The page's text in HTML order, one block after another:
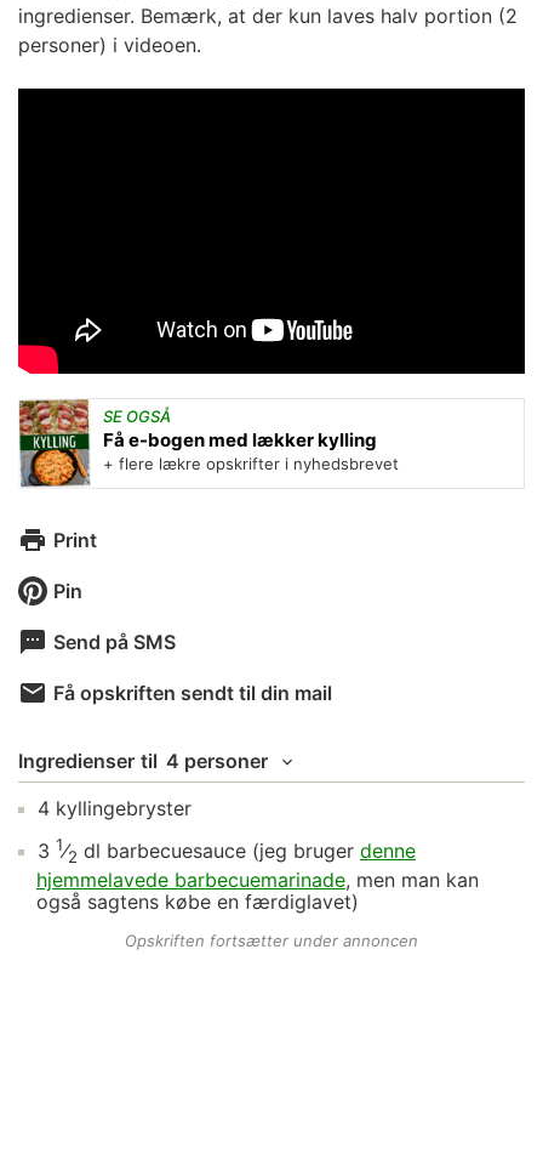
ingredienser. Bemærk, at der kun laves halv portion (2
personer) i videoen.
SE OGSÅ
Få e-bogen med lækker kylling
+ flere lækre opskrifter i nyhedsbrevet
Print
Pin
Send på SMS
Få opskriften sendt til din mail
Ingredienser til 4 personer
4 kyllingebryster
3 1⁄2 dl barbecuesauce (jeg bruger denne
hjemmelavede barbecuemarinade, men man kan
også sagtens købe en færdiglavet)
Opskriften fortsætter under annoncen